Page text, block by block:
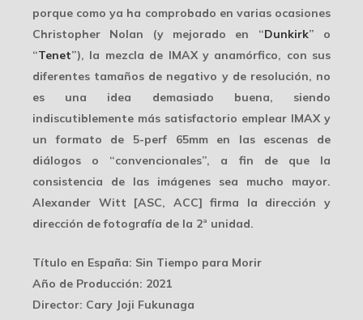
porque como ya ha comprobado en varias ocasiones
Christopher Nolan (y mejorado en “Dunkirk” o
“Tenet”), la mezcla de IMAX y anamórfico, con sus
diferentes tamaños de negativo y de resolución, no
es una idea demasiado buena, siendo
indiscutiblemente más satisfactorio emplear IMAX y
un formato de 5-perf 65mm en las escenas de
diálogos o “convencionales”, a fin de que la
consistencia de las imágenes sea mucho mayor.
Alexander Witt [ASC, ACC] firma la dirección y
dirección de fotografía de la 2ª unidad.
Título en España: Sin Tiempo para Morir
Año de Producción: 2021
Director: Cary Joji Fukunaga